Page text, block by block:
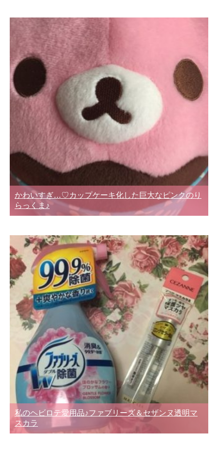
かわいすぎ…♡カップケーキ化した巨大なピンクのり
らっくま♪
私のヘビロテ愛用品♪ファブリーズ＆セザンヌ透明マ
スカラ